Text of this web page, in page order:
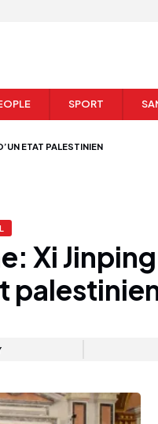
SPORT
ETAT PALESTINIEN
Xi